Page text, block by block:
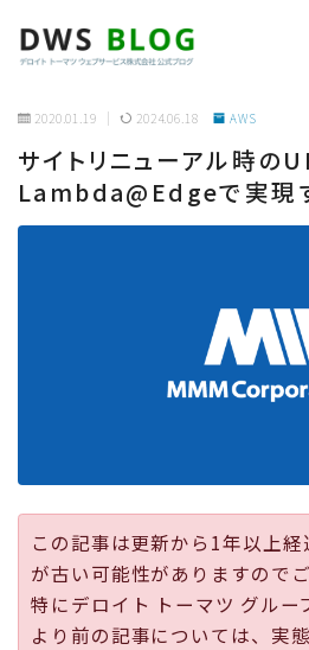
ホーム
AWS
社内制度
採用
公式ページ
2020.01.19 2024.06.18 AWS
サイトリニューアル時の
Lambda@Edgeで実現
この記事は更新から1年以上
が古い可能性がありますので
特にデロイト トーマツ グルー
より前の記事については、実